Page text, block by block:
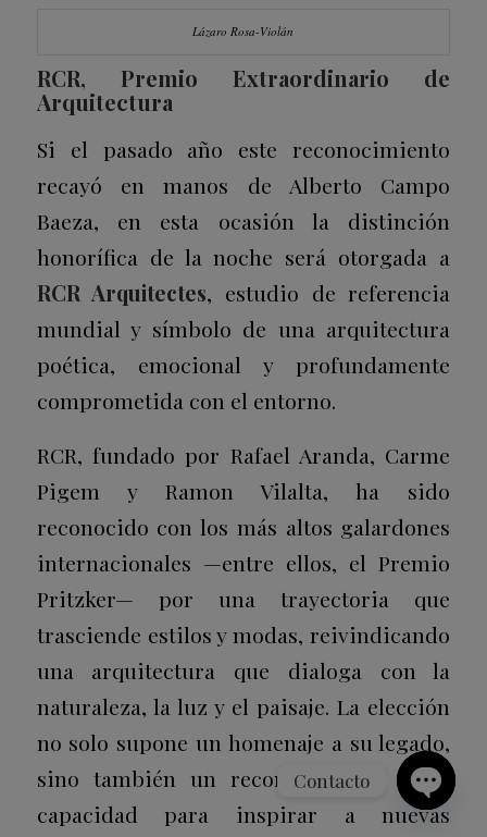
Lázaro Rosa-Violán
RCR, Premio Extraordinario de
Arquitectura
Si el pasado año este reconocimiento
recayó en manos de Alberto Campo
Baeza, en esta ocasión la distinción
honorífica de la noche será otorgada a
RCR Arquitectes, estudio de referencia
mundial y símbolo de una arquitectura
poética, emocional y profundamente
comprometida con el entorno.
RCR, fundado por Rafael Aranda, Carme
Pigem y Ramon Vilalta, ha sido
reconocido con los más altos galardones
internacionales —entre ellos, el Premio
Pritzker— por una trayectoria que
trasciende estilos y modas, reivindicando
una arquitectura que dialoga con la
naturaleza, la luz y el paisaje. La elección
no solo supone un homenaje a su legado,
sino también un reconocimiento a su
capacidad para inspirar a nuevas
Contacto
Open